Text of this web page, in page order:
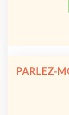
PARLEZ-